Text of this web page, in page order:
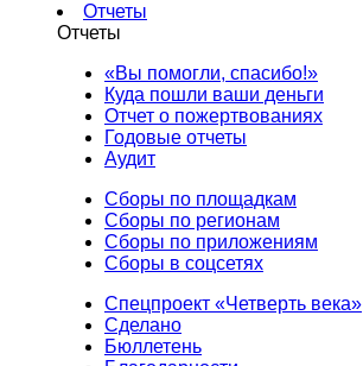
Отчеты
Отчеты
«Вы помогли, спасибо!»
Куда пошли ваши деньги
Отчет о пожертвованиях
Годовые отчеты
Аудит
Сборы по площадкам
Сборы по регионам
Сборы по приложениям
Сборы в соцсетях
Спецпроект «Четверть века»
Сделано
Бюллетень